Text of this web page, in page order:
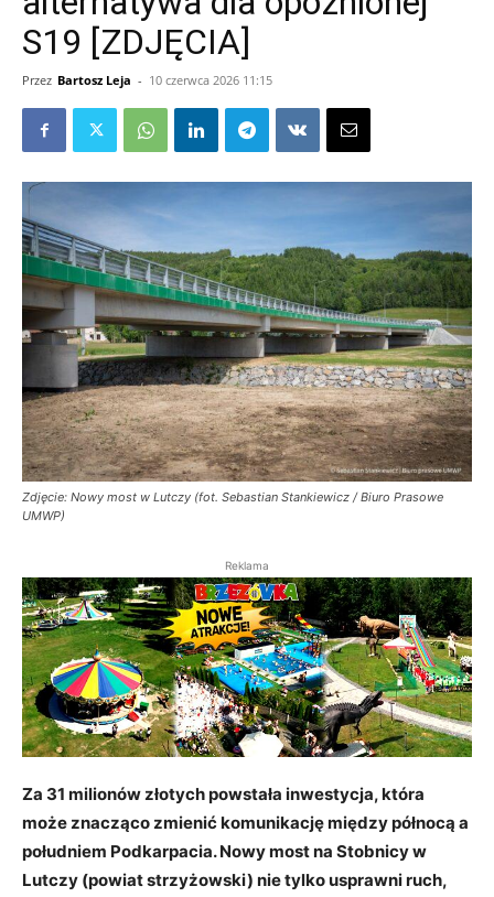
S19 [ZDJĘCIA]
Przez Bartosz Leja - 10 czerwca 2026 11:15
Zdjęcie: Nowy most w Lutczy (fot. Sebastian Stankiewicz / Biuro Prasowe
UMWP)
Reklama
Za 31 milionów złotych powstała inwestycja, która
może znacząco zmienić komunikację między północą a
południem Podkarpacia. Nowy most na Stobnicy w
Lutczy (powiat strzyżowski) nie tylko usprawni ruch,